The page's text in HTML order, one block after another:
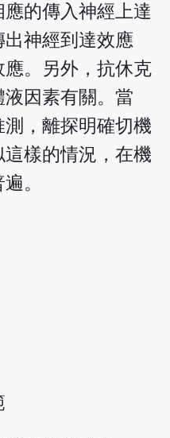
的傳入神經上達
神經到達效應
。另外，抗休克
因素有關。當
，離探明確切機
樣的情況，在機
。